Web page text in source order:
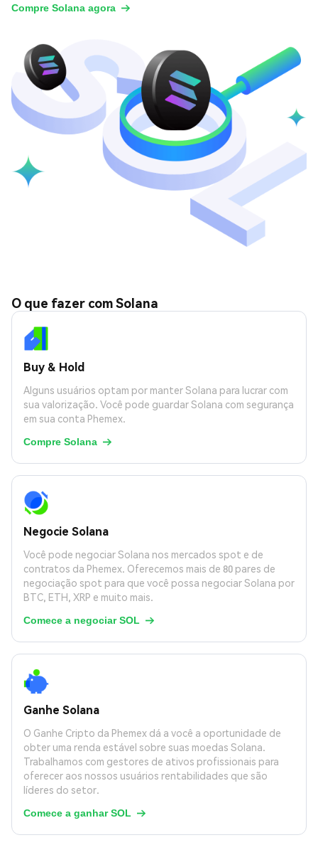
Compre Solana agora 
O que fazer com Solana
Buy & Hold
Alguns usuários optam por manter Solana para lucrar com
sua valorização. Você pode guardar Solana com segurança
em sua conta Phemex.
Compre Solana 
Negocie Solana
Você pode negociar Solana nos mercados spot e de
contratos da Phemex. Oferecemos mais de 80 pares de
negociação spot para que você possa negociar Solana por
BTC, ETH, XRP e muito mais.
Comece a negociar SOL 
Ganhe Solana
O Ganhe Cripto da Phemex dá a você a oportunidade de
obter uma renda estável sobre suas moedas Solana.
Trabalhamos com gestores de ativos profissionais para
oferecer aos nossos usuários rentabilidades que são
líderes do setor.
Comece a ganhar SOL 